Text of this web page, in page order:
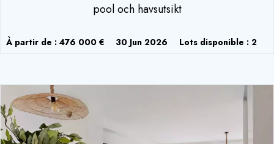
pool och havsutsikt
À partir de : 476 000 € 30 Jun 2026 Lots disponible : 2